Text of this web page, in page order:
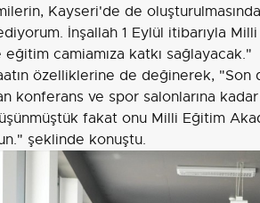
Kayseri'de de
İnşallah 1 Eylül itibarıyla
camiamıza katkı sağlayacak."
özelliklerine de değinerek,
konferans ve spor salonlarına
fakat onu Milli Eğitim
şeklinde konuştu.